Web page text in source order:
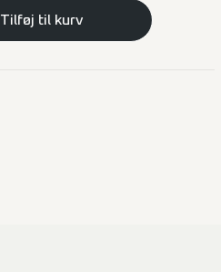
Tilføj til kurv